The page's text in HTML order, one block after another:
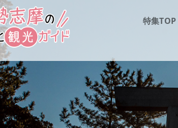
特集TOP